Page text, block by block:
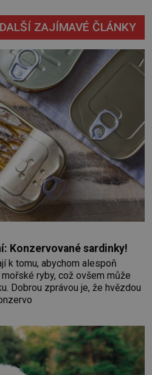
ZAJÍMAVÉ ČLÁNKY
Konzervované sardinky!
k tomu, abychom alespoň
ryby, což ovšem může
Dobrou zprávou je, že hvězdou